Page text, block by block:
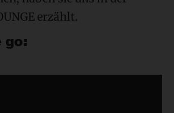
erzählt.
go: